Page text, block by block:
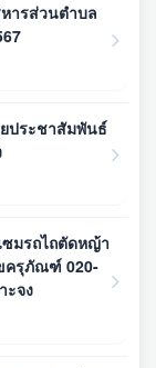
ารส่วนตำบล
ประชาสัมพันธ์
มรถไถตัดหญ้า
ครุภัณฑ์ 020-
ะจง